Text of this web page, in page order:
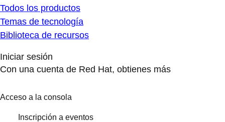
Todos los productos
Temas de tecnología
Biblioteca de recursos
Iniciar sesión
Con una cuenta de Red Hat, obtienes más
Acceso a la consola
Inscripción a eventos